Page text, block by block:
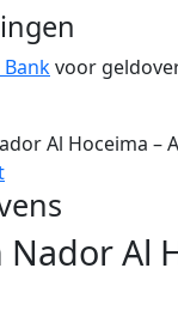
voor
Al Hoceima –
Al